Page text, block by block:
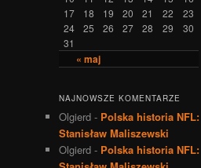
« maj
17
18 19 20 21 22
23
24
25 26 27 28 29
30
31
NAJNOWSZE KOMENTARZE
Olgierd - Polska historia NFL:
Stanisław Maliszewski
Olgierd - Polska historia NFL: